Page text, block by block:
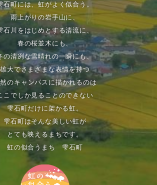
石町には、虹がよく似合う。
雨上がりの岩手山に、
石川をはじめとする清流に、
春の桜並木にも、
の清冽な雪晴れの一瞬にも、
雄大でさまざまな表情を持つ
のキャンパスに描かれるのは
こでしか見ることのできない
雫石町だけに架かる虹。
雫石町はそんな美しい虹が
とても映えるまちです。
虹の似合うまち 雫石町